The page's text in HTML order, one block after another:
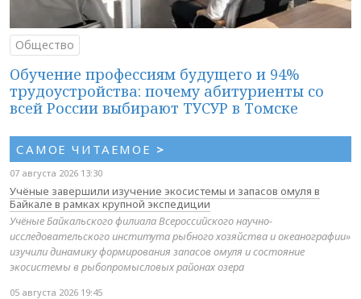
Общество
Обучение профессиям будущего и 94%
трудоустройства: почему абитуриенты со
всей России выбирают ТУСУР в Томске
САМОЕ ЧИТАЕМОЕ >
07 августа 2026 13:30
Учёные завершили изучение экосистемы и запасов омуля в
Байкале в рамках крупной экспедиции
Учёные Байкальского филиала Всероссийского научно-
исследовательского института рыбного хозяйства и океанографии»
изучили динамику формирования запасов омуля и состояние
экосистемы в рыбопромысловых районах озера
05 августа 2026 19:45